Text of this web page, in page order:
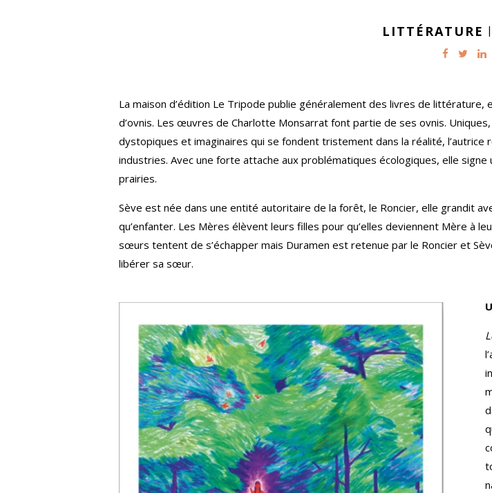
LITTÉRATURE |
La maison d’édition Le Tripode publie généralement des livres de
d’ovnis. Les œuvres de Charlotte Monsarrat font partie de ses ovnis.
dystopiques et imaginaires qui se fondent tristement dans la réalité,
industries. Avec une forte attache aux problématiques écologiques, elle
prairies.
Sève est née dans une entité autoritaire de la forêt, le Roncier, elle grandit
qu’enfanter. Les Mères élèvent leurs filles pour qu’elles deviennent Mère à
sœurs tentent de s’échapper mais Duramen est retenue par le Roncier et
libérer sa sœur.